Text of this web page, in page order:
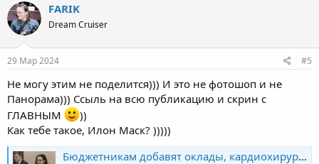
FARIK
Dream Cruiser
29 Мар 2024 #5
Не могу этим не поделится))) И это не фотошоп и не
Панорама))) Ссыль на всю публикацию и скрин с
ГЛАВНЫМ
))
Как тебе такое, Илон Маск? )))))
Бюджетникам добавят оклады, кардиохирургам - финансирование. О чем рассказала вице-премьер Алексеева в Общественной палате